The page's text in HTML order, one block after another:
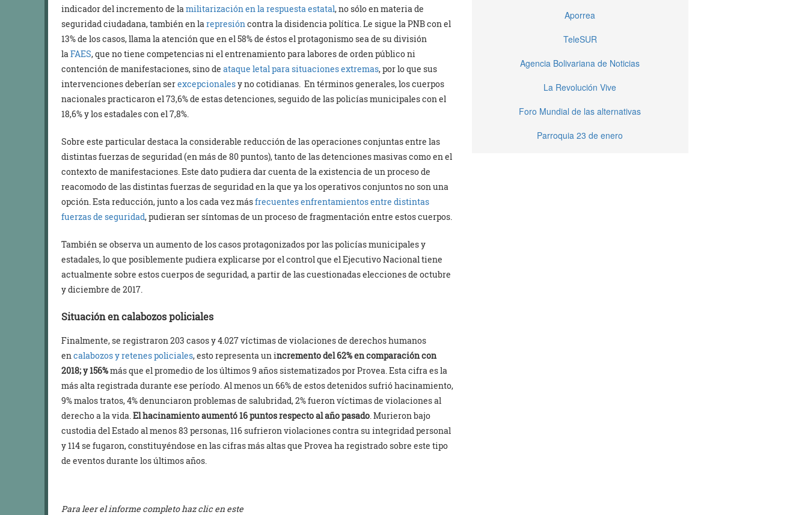
indicador del incremento de la militarización en la respuesta estatal, no sólo en materia de
seguridad ciudadana, también en la represión contra la disidencia política. Le sigue la PNB con el
13% de los casos, llama la atención que en el 58% de éstos el protagonismo sea de su división
la FAES, que no tiene competencias ni el entrenamiento para labores de orden público ni
contención de manifestaciones, sino de ataque letal para situaciones extremas, por lo que sus
intervenciones deberían serexcepcionalesy no cotidianas. En términos generales, los cuerpos
nacionales practicaron el 73,6% de estas detenciones, seguido de las policías municipales con el
18,6% y los estadales con el 7,8%.
Sobre este particular destaca la considerable reducción de las operaciones conjuntas entre las
distintas fuerzas de seguridad (en más de 80 puntos), tanto de las detenciones masivas como en el
contexto de manifestaciones. Este dato pudiera dar cuenta de la existencia de un proceso de
reacomodo de las distintas fuerzas de seguridad en la que ya los operativos conjuntos no son una
opción. Esta reducción, junto a los cada vez másfrecuentes enfrentamientos entre distintas
fuerzas de seguridad, pudieran ser síntomas de un proceso de fragmentación entre estos cuerpos.
También se observa un aumento de los casos protagonizados por las policías municipales y
estadales, lo que posiblemente pudiera explicarse por el control que el Ejecutivo Nacional tiene
actualmente sobre estos cuerpos de seguridad, a partir de las cuestionadas elecciones de octubre
y diciembre de 2017.
Situación en calabozos policiales
Finalmente, se registraron 203 casos y 4.027 víctimas de violaciones de derechos humanos
encalabozos y retenes policiales, esto representa un incremento del 62% en comparación con
2018; y 156%más que el promedio de los últimos 9 años sistematizados por Provea. Esta cifra es la
más alta registrada durante ese período. Al menos un 66% de estos detenidos sufrió hacinamiento,
9% malos tratos, 4% denunciaron problemas de salubridad, 2% fueron víctimas de violaciones al
derecho a la vida.El hacinamiento aumentó 16 puntos respecto al año pasado. Murieron bajo
custodia del Estado al menos 83 personas, 116 sufrieron violaciones contra su integridad personal
y 114 se fugaron, constituyéndose en las cifras más altas que Provea ha registrado sobre este tipo
de eventos durante los últimos años.
Para leer el informe completo haz clic en este
Aporrea
TeleSUR
Agencia Bolivariana de Noticias
La Revolución Vive
Foro Mundial de las alternativas
Parroquia 23 de enero